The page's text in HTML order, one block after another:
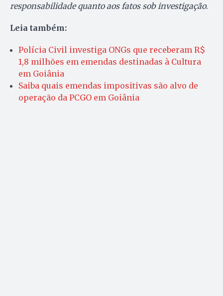
responsabilidade quanto aos fatos sob investigação.
Leia também:
Polícia Civil investiga ONGs que receberam R$
1,8 milhões em emendas destinadas à Cultura
em Goiânia
Saiba quais emendas impositivas são alvo de
operação da PCGO em Goiânia